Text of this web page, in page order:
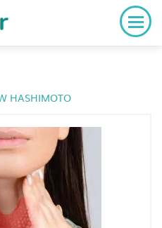
HASHIMOTO